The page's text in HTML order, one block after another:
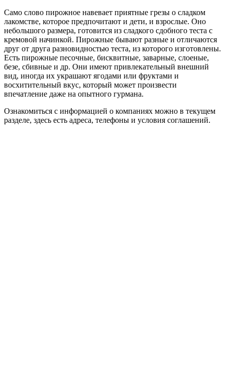
Само слово пирожное навевает приятные грезы о сладком
лакомстве, которое предпочитают и дети, и взрослые. Оно
небольшого размера, готовится из сладкого сдобного теста с
кремовой начинкой. Пирожные бывают разные и отличаются
друг от друга разновидностью теста, из которого изготовлены.
Есть пирожные песочные, бисквитные, заварные, слоеные,
безе, сбивные и др. Они имеют привлекательный внешний
вид, иногда их украшают ягодами или фруктами и
восхитительный вкус, который может произвести
впечатление даже на опытного гурмана.
Ознакомиться с информацией о компаниях можно в текущем
разделе, здесь есть адреса, телефоны и условия соглашений.